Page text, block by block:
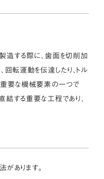
造する際に、歯面を切削加
回転運動を伝達したり、トル
重要な機械要素の一つで
する重要な工程であり、
あります。